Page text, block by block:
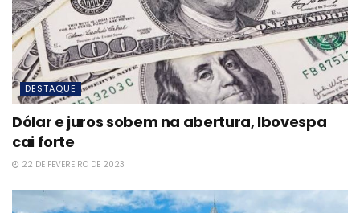
DESTAQUE
Dólar e juros sobem na abertura, Ibovespa
cai forte
22 DE FEVEREIRO DE 2023